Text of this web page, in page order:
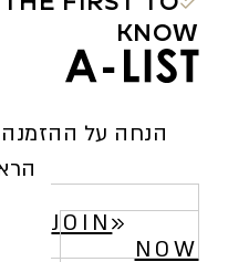
KNOW
JOIN
NOW